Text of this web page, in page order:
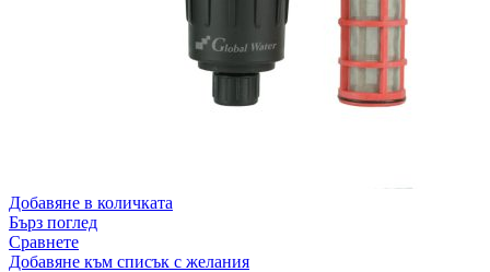
Добавяне в количката
Бърз поглед
Сравнете
Добавяне към списък с желания